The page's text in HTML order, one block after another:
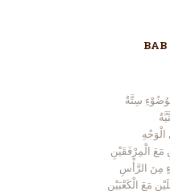
سِتَّةٌ
مَعَ الْمِرْفَقَيْنِ
مِنَ الرَّأْسِ
مَعَ الْكَعْبَيْنِ